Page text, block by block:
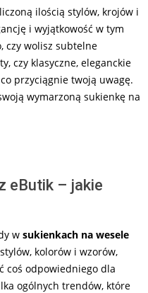
ilością stylów, krojów i
i wyjątkowość w tym
czy wolisz subtelne
czy klasyczne, eleganckie
przyciągnie twoją uwagę.
wymarzoną sukienkę na
eButik – jakie
w sukienkach na wesele
kolorów i wzorów,
coś odpowiedniego dla
ogólnych trendów, które